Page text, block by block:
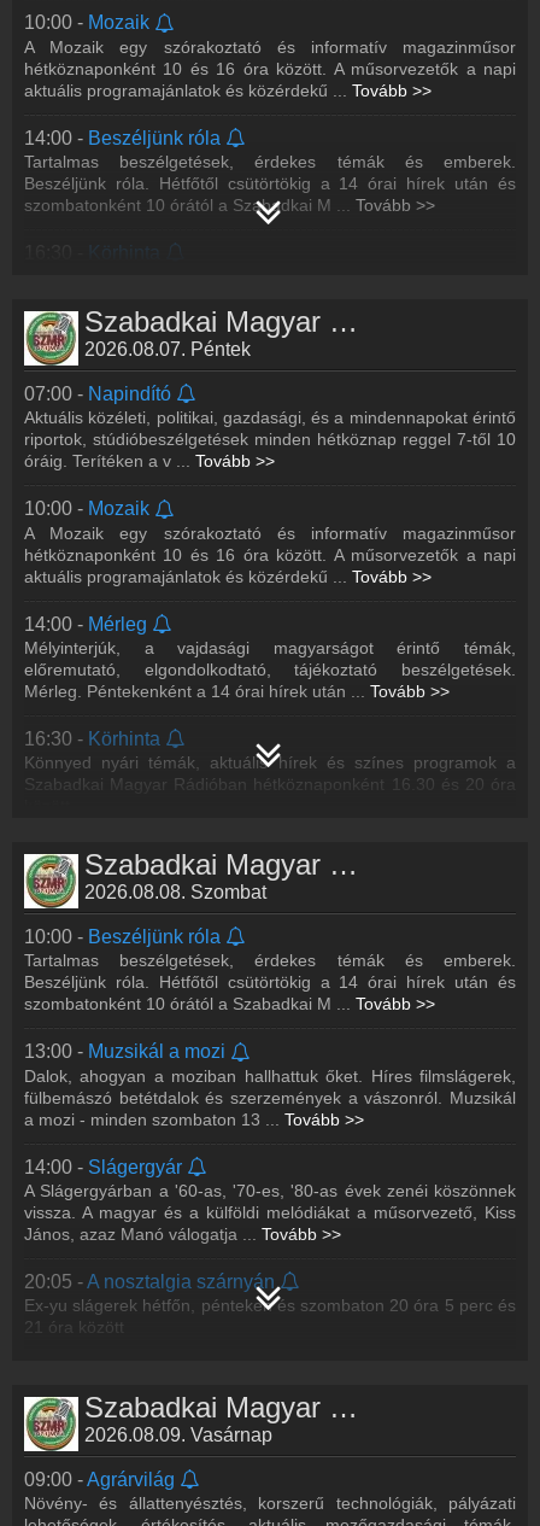
10:00 - Mozaik
A Mozaik egy szórakoztató és informatív magazinműsor
hétköznaponként 10 és 16 óra között. A műsorvezetők a napi
aktuális programajánlatok és közérdekű
Tovább >>
14:00 - Beszéljünk róla
Tartalmas beszélgetések, érdekes témák és emberek.
Beszéljünk róla. Hétfőtől csütörtökig a 14 órai hírek után és
szombatonként 10 órától a Szabadkai M
Tovább >>
Körhinta
között.
21:00 -Esti koktél- LIVE
A legjobb retró slágerek, nem csak éjszakai baglyoknak. Minden
hétköznap 21 és 24 óra között.
Szabadkai Magyar Rádió műsorai
2026.08.07. Péntek
07:00 - Napindító
Aktuális közéleti, politikai, gazdasági, és a mindennapokat érintő
riportok, stúdióbeszélgetések minden hétköznap reggel 7-től 10
óráig. Terítéken a v ... Tovább >>
10:00 - Mozaik
A Mozaik egy szórakoztató és informatív magazinműsor
hétköznaponként 10 és 16 óra között. A műsorvezetők a napi
aktuális programajánlatok és közérdekű
Tovább >>
14:00 - Mérleg
Mélyinterjúk, a vajdasági magyarságot érintő témák,
előremutató, elgondolkodtató, tájékoztató beszélgetések.
Mérleg. Péntekenként a 14 órai hírek után
Tovább >>
16:30 - Körhinta
Könnyed nyári témák, aktuális hírek és színes programok a
Szabadkai Magyar Rádióban hétköznaponként 16.30 és 20 óra
18:00 -Hangjegykoktél
Üdítő zenei turmix minden pénteken 18 órától a 107,1 MHz-en
Tomislav Jakovljević keverésében.
20:05 - A nosztalgia szárnyán
Ex-yu slágerek hétfőn, pénteken és szombaton 20 óra 5 perc és
21 óra között
21:00 - Esti koktél
A legjobb retró slágerek, nem csak éjszakai baglyoknak. Minden
hétköznap 21 és 24 óra között.
Szabadkai Magyar Rádió műsorai
2026.08.08. Szombat
10:00 - Beszéljünk róla
Tartalmas beszélgetések, érdekes témák és emberek.
Beszéljünk róla. Hétfőtől csütörtökig a 14 órai hírek után és
szombatonként 10 órától a Szabadkai M ... Tovább >>
13:00 - Muzsikál a mozi
Dalok, ahogyan a moziban hallhattuk őket. Híres filmslágerek,
fülbemászó betétdalok és szerzemények a vászonról. Muzsikál
a mozi - minden szombaton 13
Tovább >>
14:00 - Slágergyár
A Slágergyárban a '60-as, '70-es, '80-as évek zenéi köszönnek
vissza. A magyar és a külföldi melódiákat a műsorvezető, Kiss
János, azaz Manó válogatja
Tovább >>
20:05 -A nosztalgia szárnyán
Ex-yu slágerek hétfőn, pénteken és szombaton 20 óra 5 perc és
21 óra között
Szabadkai Magyar Rádió műsorai
2026.08.09. Vasárnap
09:00 -Agrárvilág
Növény- és állattenyésztés, korszerű technológiák, pályázati